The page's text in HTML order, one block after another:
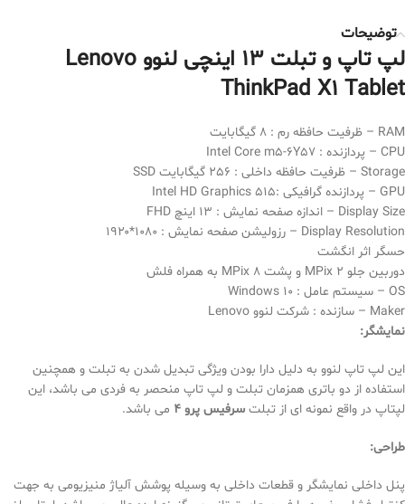
توضیحات
لپ تاپ و تبلت ۱۳ اینچی لنوو Lenovo
ThinkPad X1 Tablet
RAM – ظرفیت حافظه رم : ۸ گیگابایت
CPU – پردازنده : Intel Core m5-6Y57
Storage – ظرفیت حافظه داخلی : ۲۵۶ گیگابایت SSD
GPU – پردازنده گرافیکی :Intel HD Graphics 515
Display Size – اندازه صفحه نمایش : ۱۳ اینچ FHD
Display Resolution – رزولیشن صفحه نمایش : ۱۰۸۰*۱۹۲۰
حسگر اثر انگشت
دوربین جلو ۲ MPix و پشت ۸ MPix به همراه فلش
OS – سیستم عامل :
Windows 10
Maker – سازنده : شرکت لنوو Lenovo
نمایشگر:
این لپ تاپ لنوو به دلیل دارا بودن ویژگی تبدیل شدن به تبلت و همچنین
استفاده از دو باتری همزمان تبلت و لپ تاپ منحصر به فردی می باشد، این
لپتاپ در واقع نمونه ای از تبلت سرفیس پرو ۴ می باشد.
طراحی:
پنل داخلی نمایشگر و قطعات داخلی به وسیله پوشش آلیاژ منیزیومی به جهت